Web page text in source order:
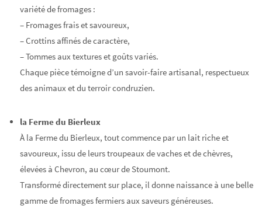
variété de fromages :
– Fromages frais et savoureux,
–Crottins affinés de caractère,
–Tommes aux textures et goûts variés.
Chaque pièce témoigne d’un savoir-faire artisanal, respectueux
des animaux et du terroir condruzien.
la Ferme du Bierleux
À la Ferme du Bierleux, tout commence par un lait riche et
savoureux, issu de leurs troupeaux de vaches et de chèvres,
élevées à Chevron, au cœur de Stoumont.
Transformé directement sur place, il donne naissance à une belle
gamme de fromages fermiers aux saveurs généreuses.